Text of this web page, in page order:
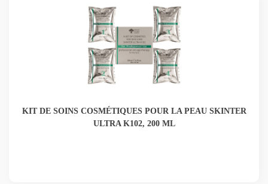
KIT DE SOINS COSMÉTIQUES POUR LA PEAU SKINTER
ULTRA K102, 200 ML